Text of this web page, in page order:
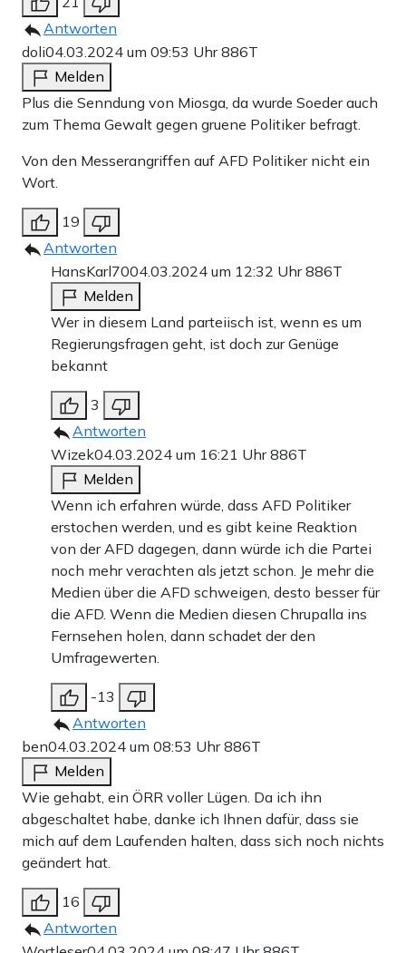
Antworten
doli04.03.2024 um 09:53 Uhr886T
Melden
Plus die Senndung von Miosga, da wurde Soeder auch
zum Thema Gewalt gegen gruene Politiker befragt.
Von den Messerangriffen auf AFD Politiker nicht ein
Wort.
19
Antworten
HansKarl7004.03.2024 um 12:32 Uhr886T
Melden
Wer in diesem Land parteiisch ist, wenn es um
Regierungsfragen geht, ist doch zur Genüge
bekannt
3
Antworten
Wizek04.03.2024 um 16:21 Uhr886T
Melden
Wenn ich erfahren würde, dass AFD Politiker
erstochen werden, und es gibt keine Reaktion
von der AFD dagegen, dann würde ich die Partei
noch mehr verachten als jetzt schon. Je mehr die
Medien über die AFD schweigen, desto besser für
die AFD. Wenn die Medien diesen Chrupalla ins
Fernsehen holen, dann schadet der den
Umfragewerten.
-13
Antworten
ben04.03.2024 um 08:53 Uhr886T
Melden
Wie gehabt, ein ÖRR voller Lügen. Da ich ihn
abgeschaltet habe, danke ich Ihnen dafür, dass sie
mich auf dem Laufenden halten, dass sich noch nichts
geändert hat.
16
Antworten